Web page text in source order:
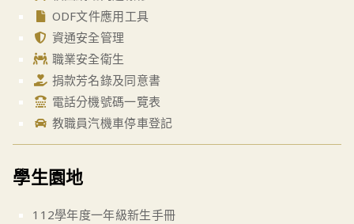
ODF文件應用工具
資通安全管理
職業安全衛生
捐款芳名錄及同意書
電話分機號碼一覽表
教職員汽機車停車登記
學生園地
112學年度一年級新生手冊